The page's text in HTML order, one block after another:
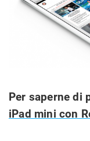
Per saperne di
iPad mini con